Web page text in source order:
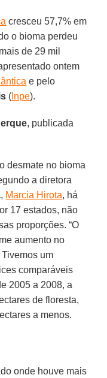
cresceu 57,7% em
o bioma perdeu
de 29 mil
ontem
e pelo
( Inpe).
, publicada
desmate no bioma
a diretora
, Marcia Hirota, há
17 estados, não
proporções. “O
aumento no
um
comparáveis
2005 a 2008, a
de floresta,
a menos.
onde houve mais